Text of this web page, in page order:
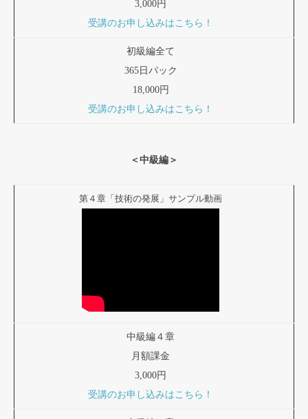
3,000円
受講のお申し込みはこちら！
初級編全て
365日パック
18,000円
受講のお申し込みはこちら！
＜中級編＞
第４章「技術の発展」サンプル動画
中級編４章
月額課金
3,000円
受講のお申し込みはこちら！